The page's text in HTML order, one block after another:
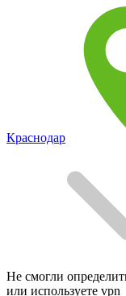
Краснодар
Не смогли
или используете vpn